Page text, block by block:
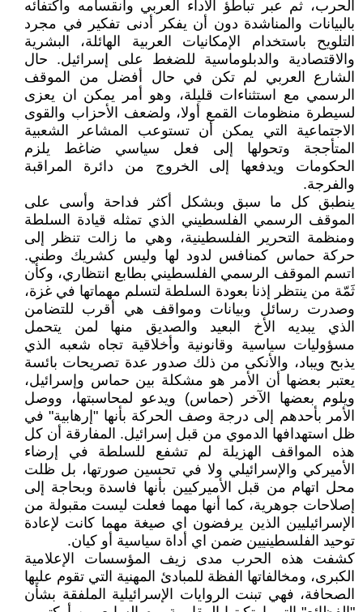
الحرب، ثم عبر تباطؤ الأداء العربي وانقسامه واكتفائه
بالبيانات والمناشدة دون أن يفكر أدنى تفكير في مجرد
التلويح باستخدام الإمكانيات العربية الهائلة، البشرية
والاقتصادية والدبلوماسية للضغط على إسرائيل. حال
الشارع العربي لم تكن في حال أفضل من الموقف
الرسمي مع استثناءات قليلة، وهو أمر يمكن ان يعزى
لسيطرة منظومات القمع أولا، ولضعف الأحزاب والقوى
الاجتماعية التي يمكن أن تستوعب المشاعر الشعبية
المتأججة وتحولها إلى فعل سياسي ضاغط يلزم
الحكومات ويدفعها إلى الخروج من دائرة المراقبة
والفرجة.
ينطبق كل ما سبق وبشكل أكثر فداحة وأسى على
الموقف الرسمي الفلسطيني الذي تمثله قيادة السلطة
ومنظمة التحرير الفلسطينية، وهي ما زالت تنظر إلى
حركة حماس كمنافس لدود لها وليس كشريك وطني.
اتسم الموقف الرسمي الفلسطيني بطابع انتظاري، وكأن
ثَمّة من ينتظر إذنا بعودة السلطة لتسلم مهماتها في غزة،
وصدرت رسائل وبيانات ومواقف هي أقرب للتضامن
الذي يبديه الأخ البعيد والصديق منها لمن يتحمل
مسؤوليات سياسية وقانونية وأخلاقية تجاه شعبه الذي
يذبح ويباد، والأنكى من ذلك صدور عدة تصريحات بائسة
يعتبر بعضها أن الأمر هو مشكلة بين حماس وإسرائيل،
ويلوم بعضها الآخر (حماس) ويدعو لمحاسبتها، ووصل
الأمر بأحدهم إلى درجة وصف الحركة بأنها "إرهابية" في
ظل استهدافها الدموي من قبل إسرائيل. المفارقة أن كل
هذه المواقف الهزيلة لم تشفع للسلطة في إرضاء
الأميركي والإسرائيلي ولا في تحسين صورتها، بل ظلت
محل اتهام من قبل الأميركيين بأنها فاسدة وبحاجة إلى
إصلاحات جوهرية، كما أنها مهما فعلت ليست مقبولة من
الإسرائيليين الذين يرفضون اي صيغة مهما كانت لإعادة
توحيد الفلسطينيين ضمن اي أداة سياسية أو كيان.
كشفت هذه الحرب مدى زيف المؤسسات الإعلامية
الكبرى، ومخالفاتها الفظة للمبادئ المهنية التي تقوم عليها
الصحافة، فهي تبنت الروايات الإسرائيلية الملفقة بشأن